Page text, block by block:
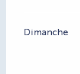
Dimanche